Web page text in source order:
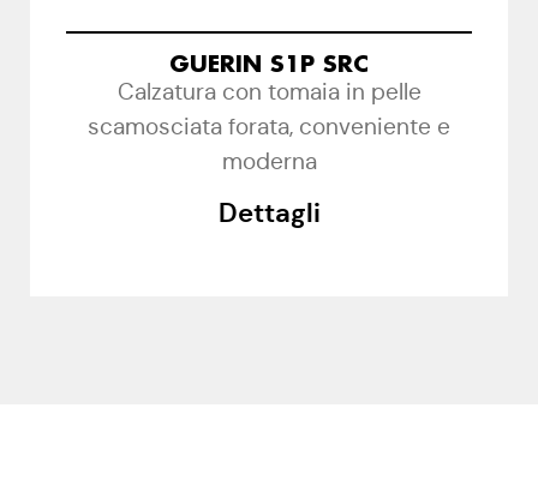
GUERIN S1P SRC
Calzatura con tomaia in pelle
scamosciata forata, conveniente e
moderna
Dettagli